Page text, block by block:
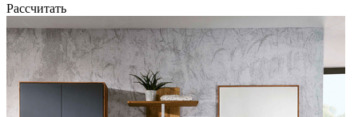
Рассчитать